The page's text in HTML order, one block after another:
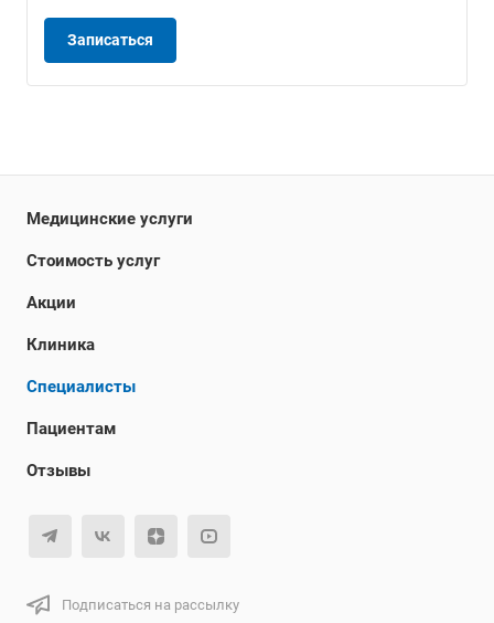
Записаться
Медицинские услуги
Стоимость услуг
Акции
Клиника
Специалисты
Пациентам
Отзывы
Подписаться на рассылку